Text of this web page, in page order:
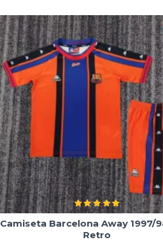
Camiseta Barcelona Away 1997/
Retro